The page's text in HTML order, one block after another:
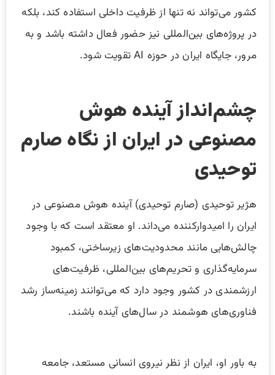
کشور می‌تواند نه تنها از ظرفیت داخلی استفاده کند، بلکه
در پروژه‌های بین‌المللی نیز حضور فعال داشته باشد و به
مرور، جایگاه ایران در حوزه AI تقویت شود.
چشم‌انداز آینده هوش
مصنوعی در ایران از نگاه صارم
توحیدی
هژیر توحیدی (صارم توحیدی) آینده هوش مصنوعی در
ایران را امیدوارکننده می‌داند. او معتقد است که با وجود
چالش‌هایی مانند محدودیت‌های زیرساختی، کمبود
سرمایه‌گذاری و تحریم‌های بین‌المللی، ظرفیت‌های
ارزشمندی در کشور وجود دارد که می‌توانند زمینه‌ساز رشد
فناوری‌های هوشمند در سال‌های آینده باشند.
به باور او، ایران از نظر نیروی انسانی مستعد، جامعه